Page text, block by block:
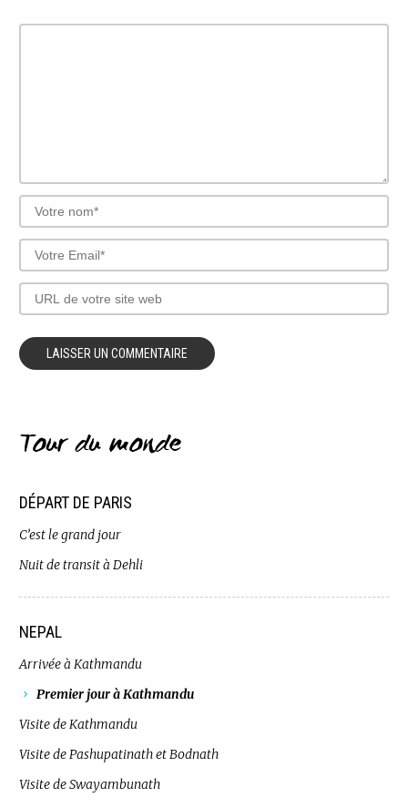
Tour du monde
DÉPART DE PARIS
C’est le grand jour
Nuit de transit à Dehli
NEPAL
Arrivée à Kathmandu
Premier jour à Kathmandu
Visite de Kathmandu
Visite de Pashupatinath et Bodnath
Visite de Swayambunath